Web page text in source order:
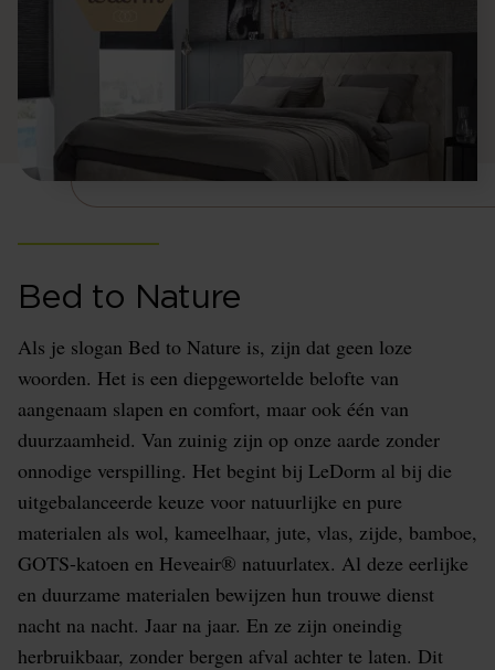
Bed to Nature
Als je slogan Bed to Nature is, zijn dat geen loze
woorden. Het is een diepgewortelde belofte van
aangenaam slapen en comfort, maar ook één van
duurzaamheid. Van zuinig zijn op onze aarde zonder
onnodige verspilling. Het begint bij LeDorm al bij die
uitgebalanceerde keuze voor natuurlijke en pure
materialen als wol, kameelhaar, jute, vlas, zijde, bamboe,
GOTS-katoen en Heveair® natuurlatex. Al deze eerlijke
en duurzame materialen bewijzen hun trouwe dienst
nacht na nacht. Jaar na jaar. En ze zijn oneindig
herbruikbaar, zonder bergen afval achter te laten. Dit